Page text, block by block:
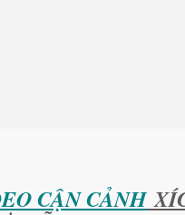
CẬN CẢNH